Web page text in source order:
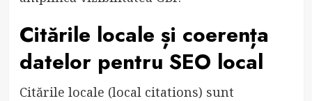
Citările locale și coerența
datelor pentru SEO local
Citările locale (local citations) sunt